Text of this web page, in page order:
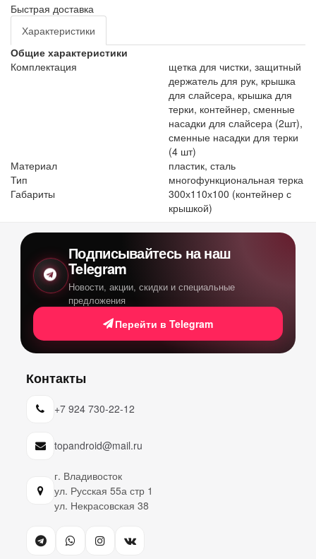
Быстрая доставка
Характеристики
Общие характеристики
Комплектация
щетка для чистки, защитный
держатель для рук, крышка
для слайсера, крышка для
терки, контейнер, сменные
насадки для слайсера (2шт),
сменные насадки для терки
(4 шт)
Материал
пластик, сталь
Тип
многофункциональная терка
Габариты
300х110х100 (контейнер с
крышкой)
Подписывайтесь на наш
Telegram
Новости, акции, скидки и специальные
предложения
Перейти в Telegram
Контакты
+7 924 730-22-12
topandroid@mail.ru
г. Владивосток
ул. Русская 55а стр 1
ул. Некрасовская 38